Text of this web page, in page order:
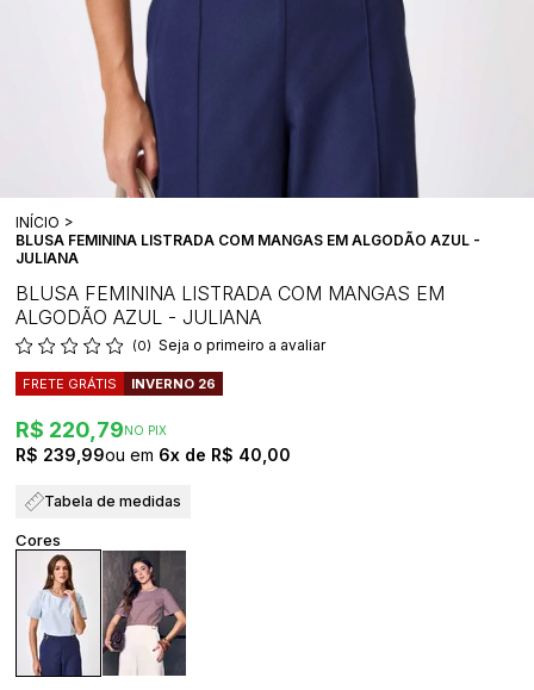
INÍCIO
BLUSA FEMININA LISTRADA COM MANGAS EM ALGODÃO AZUL -
JULIANA
BLUSA FEMININA LISTRADA COM MANGAS EM
ALGODÃO AZUL - JULIANA
(0) Seja o primeiro a avaliar
FRETE GRÁTIS INVERNO 26
R$ 220,79NO PIX
R$ 239,99 6x R$ 40,00
Tabela de medidas